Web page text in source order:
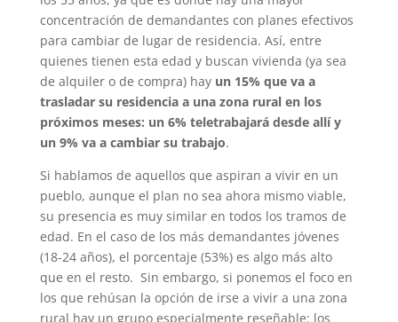
concentración de demandantes con planes efectivos
para cambiar de lugar de residencia. Así, entre
quienes tienen esta edad y buscan vivienda (ya sea
de alquiler o de compra) hay un 15% que va a
trasladar su residencia a una zona rural en los
próximos meses: un 6% teletrabajará desde allí y
un 9% va a cambiar su trabajo.
Si hablamos de aquellos que aspiran a vivir en un
pueblo, aunque el plan no sea ahora mismo viable,
su presencia es muy similar en todos los tramos de
edad. En el caso de los más demandantes jóvenes
(18-24 años), el porcentaje (53%) es algo más alto
que en el resto. Sin embargo, si ponemos el foco en
los que rehúsan la opción de irse a vivir a una zona
rural hay un grupo especialmente reseñable: los